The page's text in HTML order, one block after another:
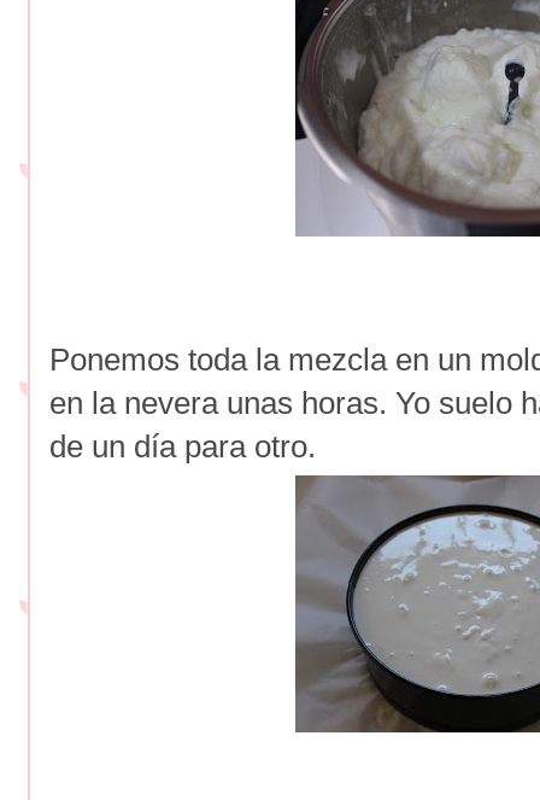
Ponemos toda la mezcla en un
en la nevera unas horas. Yo suelo
de un día para otro.